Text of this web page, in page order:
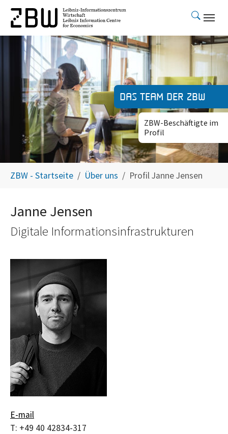
Skip to main content
Das Team der ZBW
ZBW-Beschäftigte im
Profil
ZBW - Startseite Über uns Profil Janne Jensen
Janne Jensen
Digitale Informationsinfrastrukturen
E-mail
T: +49 40 42834-317